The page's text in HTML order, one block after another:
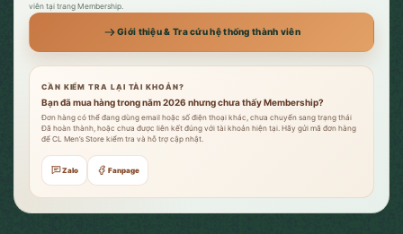
viên tại trang Membership.
Giới thiệu & Tra cứu hệ thống thành viên
CẦN KIỂM TRA LẠI TÀI KHOẢN?
Bạn đã mua hàng trong năm 2026 nhưng chưa thấy Membership?
Đơn hàng có thể đang dùng email hoặc số điện thoại khác, chưa chuyển sang trạng thái
Đã hoàn thành, hoặc chưa được liên kết đúng với tài khoản hiện tại. Hãy gửi mã đơn hàng
để CL Men’s Store kiểm tra và hỗ trợ cập nhật.
Zalo Fanpage